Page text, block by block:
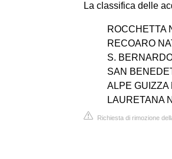
La classifica delle
ROCCHETTA
RECOARO
S.
SAN
ALPE GUIZZA
LAURETANA
Richiesta di rimozione